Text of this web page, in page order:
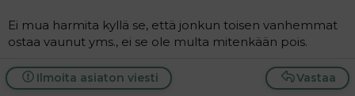
Ei mua harmita kyllä se, että jonkun toisen vanhemmat
ostaa vaunut yms., ei se ole multa mitenkään pois.
Vastaa
Ilmoita asiaton viesti